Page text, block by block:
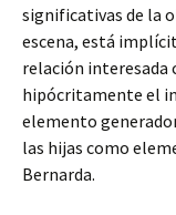
significativas de la
escena, está
relación interesada
hipócritamente el
elemento
las hijas como
Bernarda.